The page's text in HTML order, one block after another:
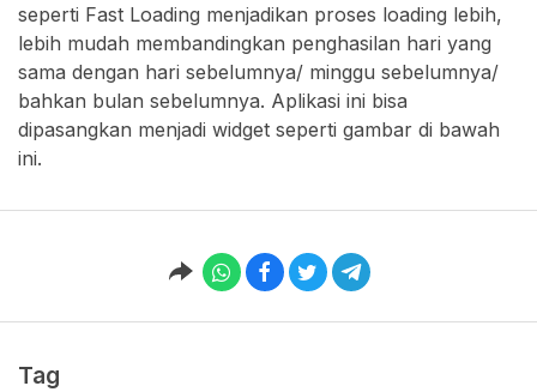
seperti Fast Loading menjadikan proses loading lebih,
lebih mudah membandingkan penghasilan hari yang
sama dengan hari sebelumnya/ minggu sebelumnya/
bahkan bulan sebelumnya. Aplikasi ini bisa
dipasangkan menjadi widget seperti gambar di bawah
ini.
Tag